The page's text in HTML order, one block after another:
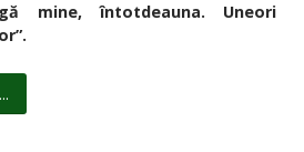
mine, întotdeauna. Uneori